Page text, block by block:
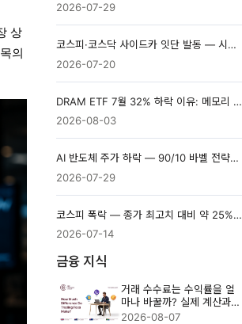
상
의
2026-07-29
코스피·코스닥 사이드카 잇단 발동 — 시장이 급등락한 이유와 제도 차이
2026-07-20
DRAM ETF 7월 32% 하락 이유: 메모리 반도체 전망과 위험
2026-08-03
AI 반도체 주가 하락 — 90/10 바벨 전략의 구조와 한계
2026-07-29
코스피 폭락 — 종가 최고치 대비 약 25% 하락, 올해 서킷브레이커 7번
2026-07-14
금융 지식
거래 수수료는 수익률을 얼
마나 바꿀까? 실제 계산과
절감법
2026-08-07